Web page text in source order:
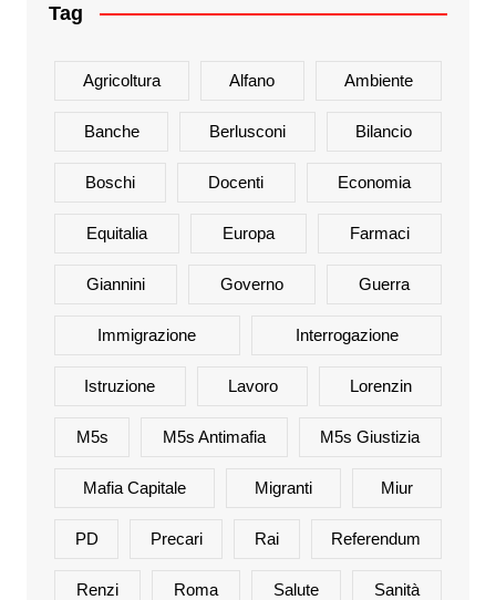
Tag
Agricoltura Alfano Ambiente
Banche Berlusconi Bilancio
Boschi Docenti Economia
Equitalia Europa Farmaci
Giannini Governo Guerra
Immigrazione Interrogazione
Istruzione Lavoro Lorenzin
M5s M5s Antimafia M5s Giustizia
Mafia Capitale Migranti Miur
PD Precari Rai Referendum
Renzi Roma Salute Sanità